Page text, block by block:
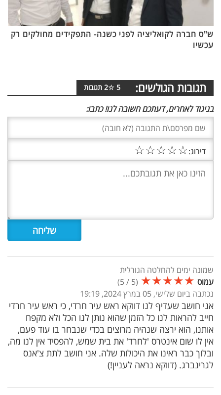
ש"ס חברה לקואליציה לפני כשנה- התפקידים מחולקים רק
עכשיו
תגובות הגולשים: 5
☆
2 תגובות
בניגוד לאחרים, דעתכם חשובה לנו! כתבו:
דירוג:☆
☆
☆
☆
☆
שמונה ימים להחלטה הגורלית
עמוס ★
★
★
★
★
(
5
/
5
)
נכתבה ביום שלישי, 05 במרץ 2024, 19:19
אני חושב שעדיף לנו דווקא ראש עיר חרדי, כי ראש עיר חרדי
חייב להראות לנו כל הזמן שהוא נותן לנו הכל ולא מקפח
אותנו, הוא ירצה שנהיה מרוצים בכדי שנבחר בו עוד פעם,
אין לו שום אינטרס 'לחרד' את בית שמש, להפסיד אין לנו מה,
ובלוך כבר ראינו את היכולות שלה. אני חושב לתת צ'אנס
לגרינברג. (דווקא נראה לעניין!)